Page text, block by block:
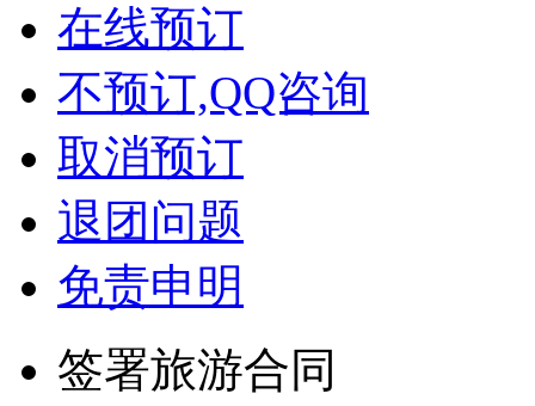
在线预订
不预订,QQ咨询
取消预订
退团问题
免责申明
签署旅游合同